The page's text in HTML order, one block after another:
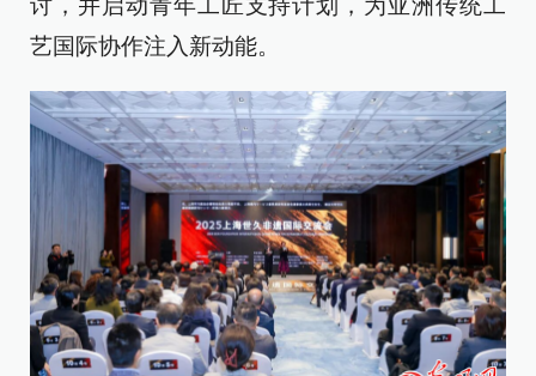
讨，并启动青年工匠支持计划，为亚洲传统工
艺国际协作注入新动能。